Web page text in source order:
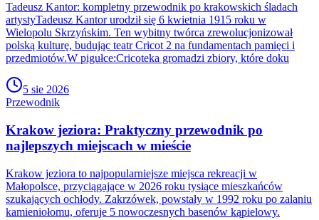
Tadeusz Kantor: kompletny przewodnik po krakowskich śladach
artystyTadeusz Kantor urodził się 6 kwietnia 1915 roku w
Wielopolu Skrzyńskim. Ten wybitny twórca zrewolucjonizował
polską kulturę, budując teatr Cricot 2 na fundamentach pamięci i
przedmiotów.W pigułce:Cricoteka gromadzi zbiory, które doku
5 sie 2026
Przewodnik
Krakow jeziora: Praktyczny przewodnik po
najlepszych miejscach w mieście
Krakow jeziora to najpopularniejsze miejsca rekreacji w
Małopolsce, przyciągające w 2026 roku tysiące mieszkańców
szukających ochłody. Zakrzówek, powstały w 1992 roku po zalaniu
kamieniołomu, oferuje 5 nowoczesnych basenów kąpielowy.